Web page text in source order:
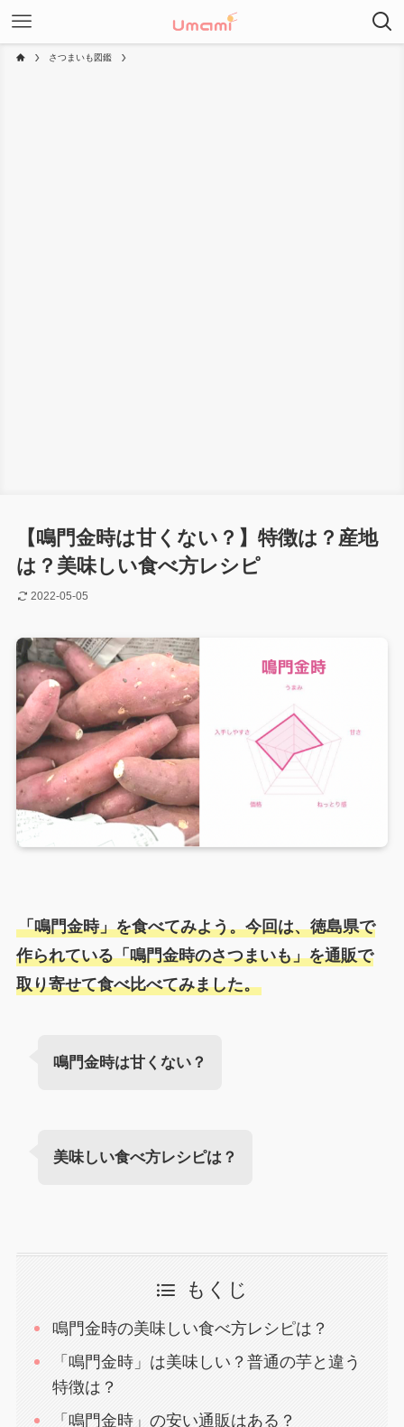
さつまいも図鑑
【鳴門金時は甘くない？】特徴は？産地
は？美味しい食べ方レシピ
2022-05-05
「鳴門金時」を食べてみよう。今回は、徳島県で
作られている「鳴門金時のさつまいも」を通販で
取り寄せて食べ比べてみました。
鳴門金時は甘くない？
美味しい食べ方レシピは？
もくじ
鳴門金時の美味しい食べ方レシピは？
「鳴門金時」は美味しい？普通の芋と違う
特徴は？
「鳴門金時」の安い通販はある？